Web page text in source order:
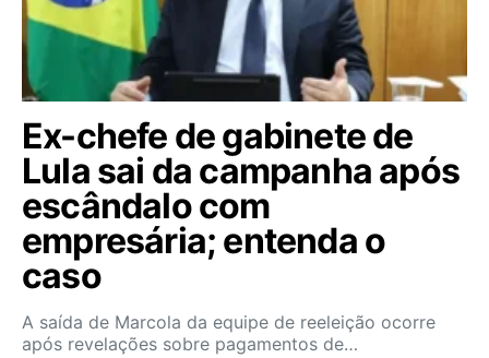
Ex-chefe de gabinete de
Lula sai da campanha após
escândalo com
empresária; entenda o
caso
A saída de Marcola da equipe de reeleição ocorre
após revelações sobre pagamentos de…